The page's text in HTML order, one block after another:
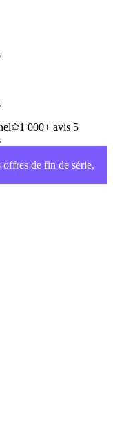
1 000+ avis 5
de fin de série,